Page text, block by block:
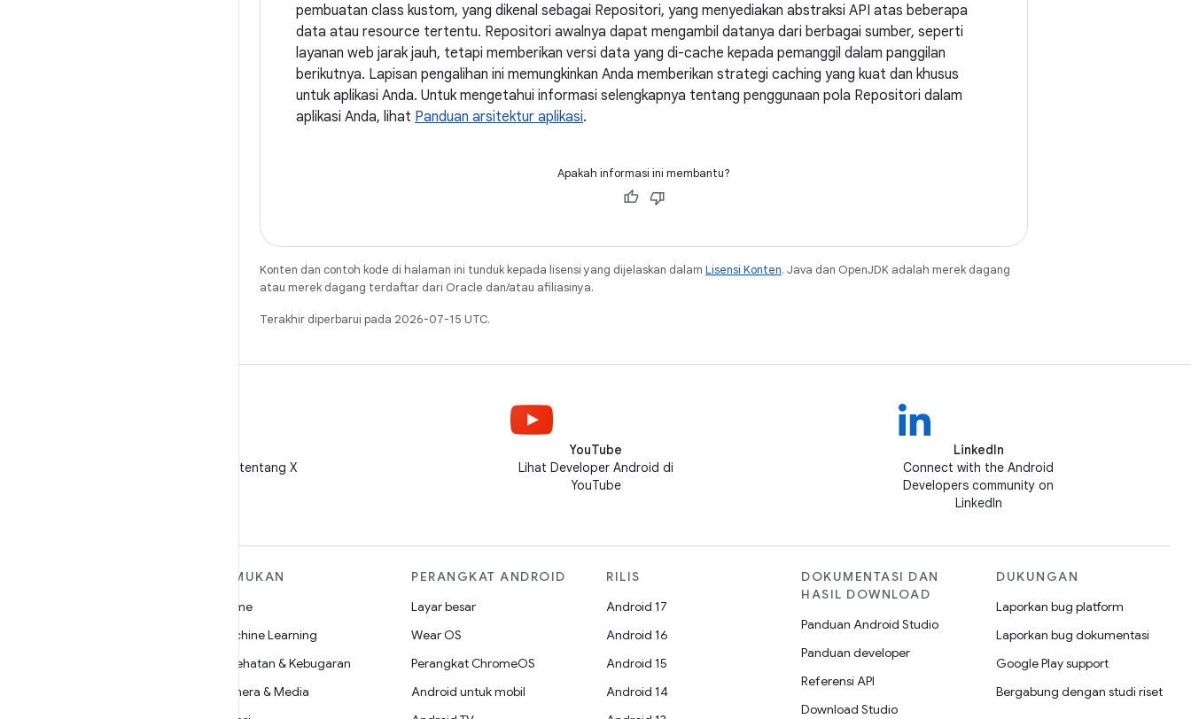
pembuatan class kustom, yang dikenal sebagai Repositori, yang menyediakan abstraksi API atas beberapa
data atau resource tertentu. Repositori awalnya dapat mengambil datanya dari berbagai sumber, seperti
layanan web jarak jauh, tetapi memberikan versi data yang di-cache kepada pemanggil dalam panggilan
berikutnya. Lapisan pengalihan ini memungkinkan Anda memberikan strategi caching yang kuat dan khusus
untuk aplikasi Anda. Untuk mengetahui informasi selengkapnya tentang penggunaan pola Repositori dalam
aplikasi Anda, lihat Panduan arsitektur aplikasi.
Apakah informasi ini membantu?
Konten dan contoh kode di halaman ini tunduk kepada lisensi yang dijelaskan dalam Lisensi Konten. Java dan OpenJDK adalah merek dagang
atau merek dagang terdaftar dari Oracle dan/atau afiliasinya.
Terakhir diperbarui pada 2026-07-15 UTC.
Ikuti @AndroidDev tentang X
YouTube
Lihat Developer Android di
YouTube
LinkedIn
Connect with the Android
Developers community on
LinkedIn
TEMUKAN
Game
Machine Learning
Kesehatan & Kebugaran
Kamera & Media
PERANGKAT ANDROID
Layar besar
Wear OS
Perangkat ChromeOS
Android untuk mobil
RILIS
Android 17
Android 16
Android 15
Android 14
DOKUMENTASI DAN
HASIL DOWNLOAD
Panduan Android Studio
Panduan developer
Referensi API
Download Studio
DUKUNGAN
Laporkan bug platform
Laporkan bug dokumentasi
Google Play support
Bergabung dengan studi riset